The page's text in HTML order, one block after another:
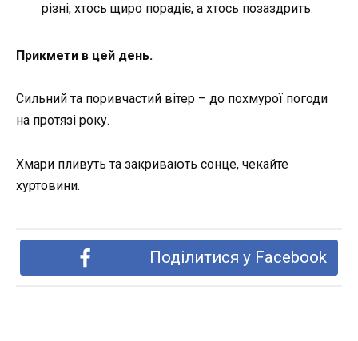
різні, хтось щиро порадіє, а хтось позаздрить.
Прикмети в цей день.
Сильний та поривчастий вітер – до похмурої погоди
на протязі року.
Хмари пливуть та закривають сонце, чекайте
хуртовини.
Поділитися у Facebook